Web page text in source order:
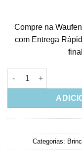
Compre na
com Entrega
Brinco Pequeno
Categorias: